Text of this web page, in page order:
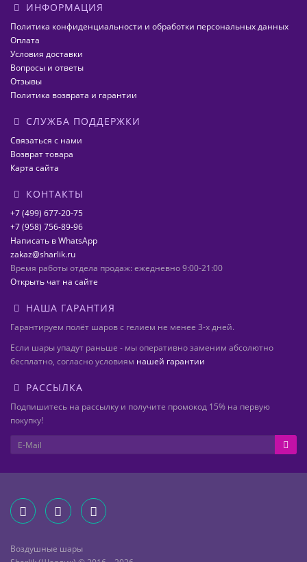
ИНФОРМАЦИЯ
Политика конфиденциальности и обработки персональных данных
Оплата
Условия доставки
Вопросы и ответы
Отзывы
Политика возврата и гарантии
СЛУЖБА ПОДДЕРЖКИ
Связаться с нами
Возврат товара
Карта сайта
КОНТАКТЫ
+7 (499) 677-20-75
+7 (958) 756-89-96
Написать в WhatsApp
zakaz@sharlik.ru
Время работы отдела продаж: ежедневно 9:00-21:00
Открыть чат на сайте
НАША ГАРАНТИЯ
Гарантируем полёт шаров с гелием не менее 3-х дней.
Если шары упадут раньше - мы оперативно заменим абсолютно
бесплатно, согласно условиям нашей гарантии
РАССЫЛКА
Подпишитесь на рассылку и получите промокод 15% на первую
покупку!
Воздушные шары